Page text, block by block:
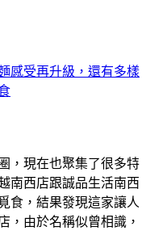
感受再升級，還有多樣
，現在也聚集了很多特
南西店跟誠品生活南西
食，結果發現這家讓人
，由於名稱似曾相識，